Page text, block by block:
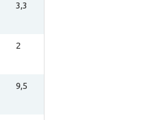
3,3
2
9,5